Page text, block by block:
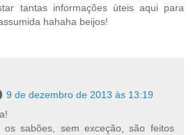
tantas informações úteis aqui para
hahaha beijos!
9 de dezembro de 2013 às 13:19
os sabões, sem exceção, são feitos